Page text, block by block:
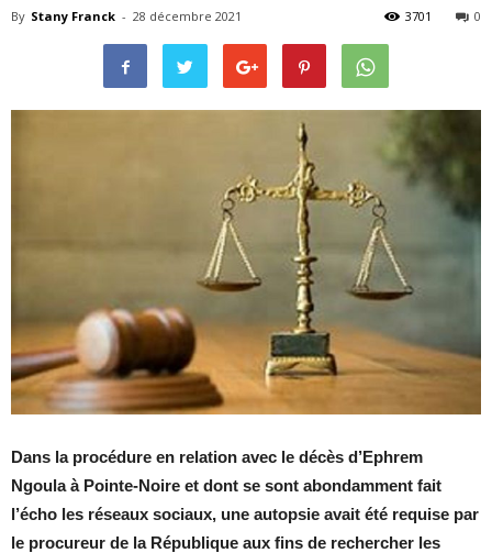
By Stany Franck - 28 décembre 2021 0
3701
Dans la procédure en relation avec le décès d’Ephrem
Ngoula à Pointe-Noire et dont se sont abondamment fait
l’écho les réseaux sociaux, une autopsie avait été requise par
le procureur de la République aux fins de rechercher les